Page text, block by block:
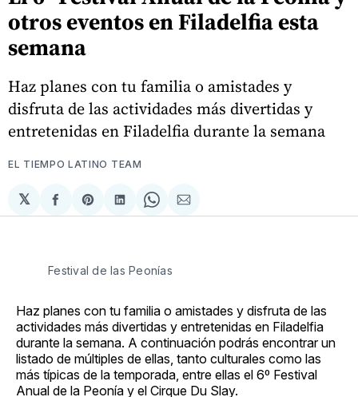
otros eventos en Filadelfia esta
semana
Haz planes con tu familia o amistades y
disfruta de las actividades más divertidas y
entretenidas en Filadelfia durante la semana
EL TIEMPO LATINO TEAM
𝕏
Compartir
en
Share
on
Compartir
en
Share
on
Compartir
via
Festival de las Peonías
Haz planes con tu familia o amistades y disfruta de las
actividades más divertidas y entretenidas en Filadelfia
durante la semana. A continuación podrás encontrar un
listado de múltiples de ellas, tanto culturales como las
más típicas de la temporada, entre ellas el 6º Festival
Anual de la Peonía y el Cirque Du Slay.